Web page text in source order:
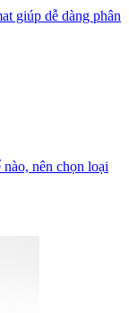
giúp dễ dàng phân
nên chọn loại